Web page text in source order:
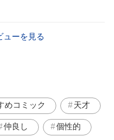
ューを見る
めコミック 天才
仲良し 個性的